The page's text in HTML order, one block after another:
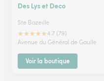
Des Lys et Deco
Ste Bazeille
★★★★★4.7 (79)
Avenue du Général de Gaulle
Voir la boutique